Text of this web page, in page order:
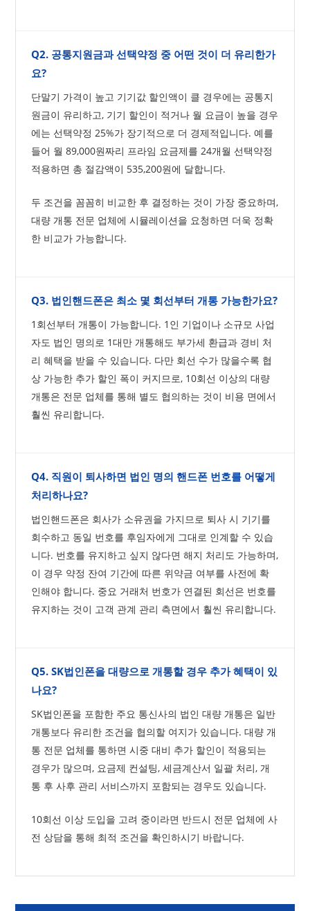
Q2. 공통지원금과 선택약정 중 어떤 것이 더 유리한가
요?
단말기 가격이 높고 기기값 할인액이 클 경우에는 공통지
원금이 유리하고, 기기 할인이 적거나 월 요금이 높을 경우
에는 선택약정 25%가 장기적으로 더 경제적입니다. 예를
들어 월 89,000원짜리 프라임 요금제를 24개월 선택약정
적용하면 총 절감액이 535,200원에 달합니다.
두 조건을 꼼꼼히 비교한 후 결정하는 것이 가장 중요하며,
대량 개통 전문 업체에 시뮬레이션을 요청하면 더욱 정확
한 비교가 가능합니다.
Q3. 법인핸드폰은 최소 몇 회선부터 개통 가능한가요?
1회선부터 개통이 가능합니다. 1인 기업이나 소규모 사업
자도 법인 명의로 1대만 개통해도 부가세 환급과 경비 처
리 혜택을 받을 수 있습니다. 다만 회선 수가 많을수록 협
상 가능한 추가 할인 폭이 커지므로, 10회선 이상의 대량
개통은 전문 업체를 통해 별도 협의하는 것이 비용 면에서
훨씬 유리합니다.
Q4. 직원이 퇴사하면 법인 명의 핸드폰 번호를 어떻게
처리하나요?
법인핸드폰은 회사가 소유권을 가지므로 퇴사 시 기기를
회수하고 동일 번호를 후임자에게 그대로 인계할 수 있습
니다. 번호를 유지하고 싶지 않다면 해지 처리도 가능하며,
이 경우 약정 잔여 기간에 따른 위약금 여부를 사전에 확
인해야 합니다. 중요 거래처 번호가 연결된 회선은 번호를
유지하는 것이 고객 관계 관리 측면에서 훨씬 유리합니다.
Q5. SK법인폰을 대량으로 개통할 경우 추가 혜택이 있
나요?
SK법인폰을 포함한 주요 통신사의 법인 대량 개통은 일반
개통보다 유리한 조건을 협의할 여지가 있습니다. 대량 개
통 전문 업체를 통하면 시중 대비 추가 할인이 적용되는
경우가 많으며, 요금제 컨설팅, 세금계산서 일괄 처리, 개
통 후 사후 관리 서비스까지 포함되는 경우도 있습니다.
10회선 이상 도입을 고려 중이라면 반드시 전문 업체에 사
전 상담을 통해 최적 조건을 확인하시기 바랍니다.